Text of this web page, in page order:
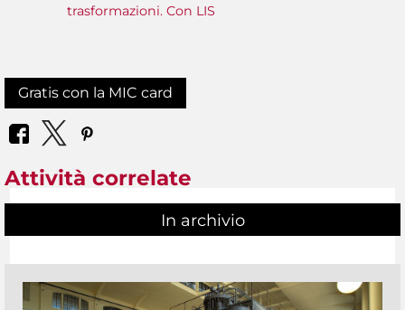
trasformazioni. Con LIS
Gratis con la MIC card
Attività correlate
In archivio